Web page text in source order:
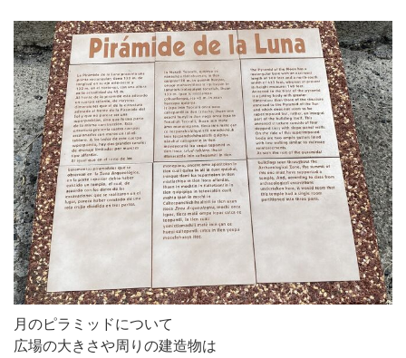
月のピラミッドについて
広場の大きさや周りの建造物は